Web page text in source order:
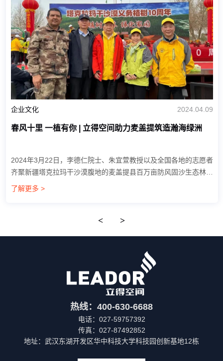
企业文化 2024.04.09
春风十里 一植有你 | 立得空间助力麦盖提筑造瀚海绿洲
2024年3月22日，李德仁院士、朱宜萱教授以及全国各地的志愿者
齐聚新疆塔克拉玛干沙漠腹地的麦盖提县百万亩防风固沙生态林建
设基地，共同庆祝塔克拉玛干沙漠义务植树十周年，并开展义务植
了解更多 >
< >
热线：400-630-6688
电话：027-59757392
传真：027-87492852
地址：武汉东湖开发区华中科技大学科技园创新基地12栋